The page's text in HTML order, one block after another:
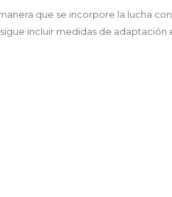
que se incorpore la lucha
incluir medidas de adaptación